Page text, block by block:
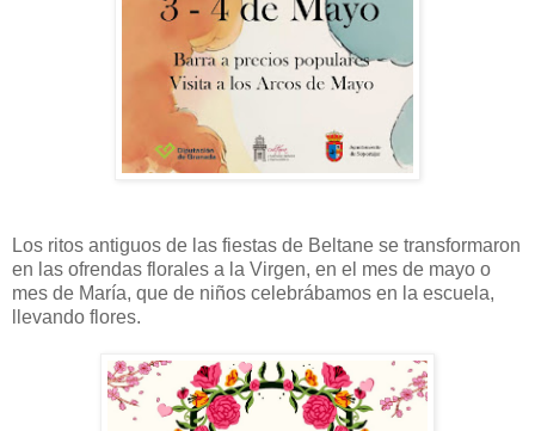
Los ritos antiguos de las fiestas de Beltane se transformaron
en las ofrendas florales a la Virgen, en el mes de mayo o
mes de María, que de niños celebrábamos en la escuela,
llevando flores.